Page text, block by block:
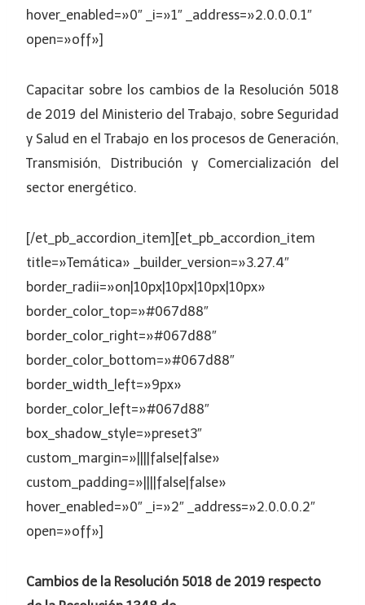
hover_enabled=»0″ _i=»1″ _address=»2.0.0.0.1″
open=»off»]
Capacitar sobre los cambios de la Resolución 5018
de 2019 del Ministerio del Trabajo, sobre Seguridad
y Salud en el Trabajo en los procesos de Generación,
Transmisión, Distribución y Comercialización del
sector energético.
[/et_pb_accordion_item][et_pb_accordion_item
title=»Temática» _builder_version=»3.27.4″
border_radii=»on|10px|10px|10px|10px»
border_color_top=»#067d88″
border_color_right=»#067d88″
border_color_bottom=»#067d88″
border_width_left=»9px»
border_color_left=»#067d88″
box_shadow_style=»preset3″
custom_margin=»||||false|false»
custom_padding=»||||false|false»
hover_enabled=»0″ _i=»2″ _address=»2.0.0.0.2″
open=»off»]
Cambios de la Resolución 5018 de 2019 respecto